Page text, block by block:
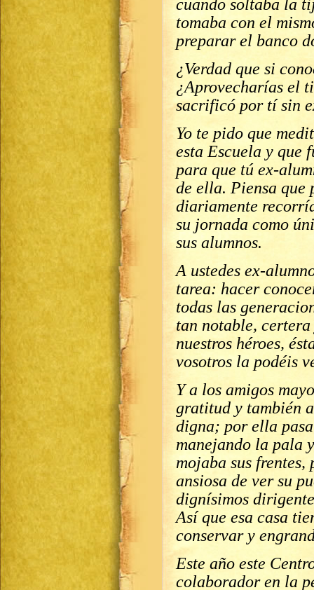
cuando soltaba la
tomaba con el
preparar el banco
¿Verdad que si
¿Aprovecharías el
sacrificó por tí sin
Yo te pido que
esta Escuela y que
para que tú ex-
de ella. Piensa que
diariamente
su jornada como
sus alumnos.
A ustedes ex-
tarea: hacer
todas las
tan notable,
nuestros héroes,
vosotros la podéis
Y a los amigos
gratitud y también
digna; por ella
manejando la pala
mojaba sus
ansiosa de ver su
dignísimos
Así que esa casa
conservar y
Este año este
colaborador en la